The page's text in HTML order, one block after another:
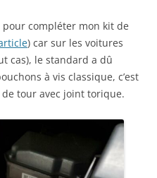
pour compléter mon kit de
) car sur les voitures
cas), le standard a dû
à vis classique, c’est
tour avec joint torique.